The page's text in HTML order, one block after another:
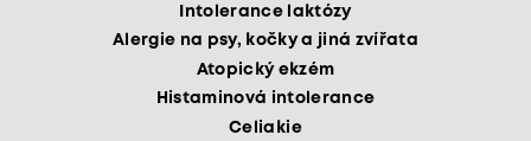
Intolerance laktózy
Alergie na psy, kočky a jiná zvířata
Atopický ekzém
Histaminová intolerance
Celiakie